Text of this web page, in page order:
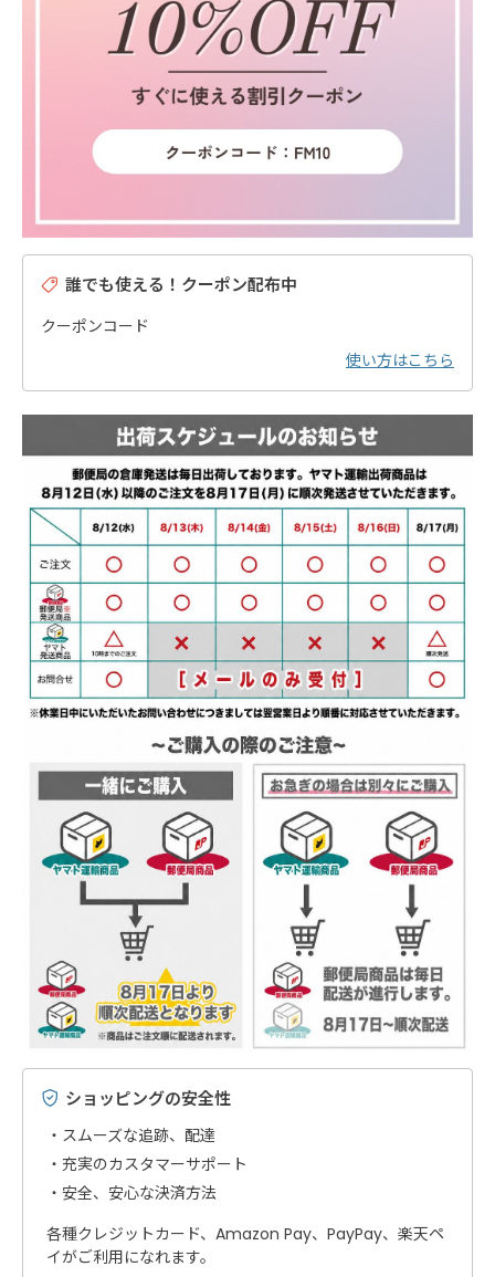
誰でも使える！クーポン配布中
クーポンコード
使い方はこちら
ショッピングの安全性
スムーズな追跡、配達
充実のカスタマーサポート
安全、安心な決済方法
各種クレジットカード、Amazon Pay、PayPay、楽天ペ
イがご利用になれます。